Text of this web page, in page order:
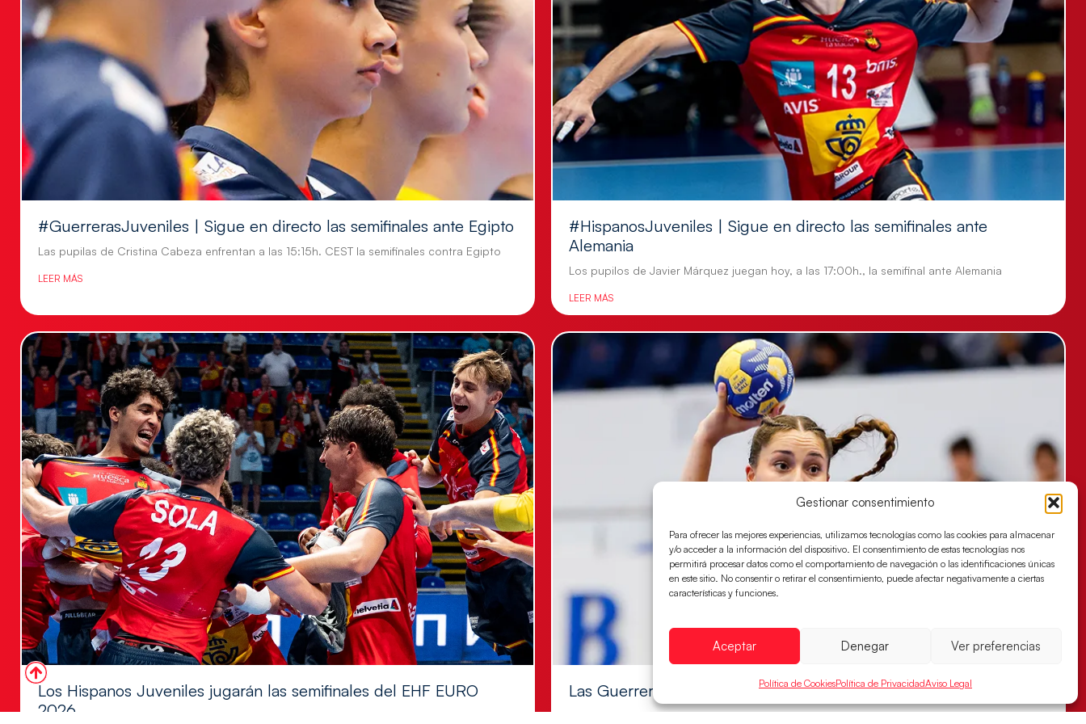
Gestionar consentimiento
Para ofrecer las mejores experiencias, utilizamos tecnologías como las cookies para almacenar
y/o acceder a la información del dispositivo. El consentimiento de estas tecnologías nos
permitirá procesar datos como el comportamiento de navegación o las identificaciones únicas
en este sitio. No consentir o retirar el consentimiento, puede afectar negativamente a ciertas
características y funciones.
Aceptar Denegar Ver preferencias
Política de CookiesPolítica de PrivacidadAviso Legal
#GuerrerasJuveniles | Sigue en directo las semifinales ante Egipto
Las pupilas de Cristina Cabeza enfrentan a las 15:15h. CEST la semifinales contra Egipto
LEER MÁS
#HispanosJuveniles | Sigue en directo las semifinales ante
Alemania
Los pupilos de Javier Márquez juegan hoy, a las 17:00h., la semifinal ante Alemania
LEER MÁS
Los Hispanos Juveniles jugarán las semifinales del EHF EURO
2026
Las Guerreras Juveniles sellan su billete para las semifinales
Las pupilas de Cristina Cabeza han remontado con parcial de 7:1 que les ha dado el pase